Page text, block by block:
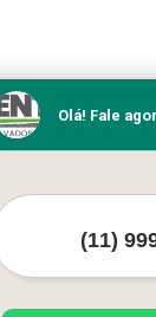
Olá! Fale